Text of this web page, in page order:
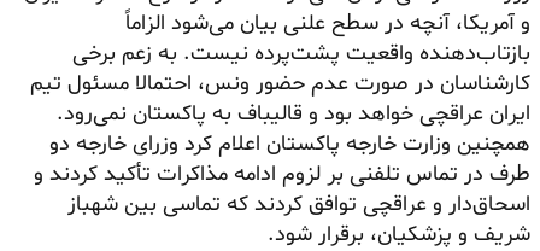
و آمریکا، آنچه در سطح علنی بیان می‌شود الزاماً
بازتاب‌دهنده واقعیت پشت‌پرده نیست. به زعم برخی
کارشناسان در صورت عدم حضور ونس، احتمالا مسئول تیم
ایران عراقچی خواهد بود و قالیباف به پاکستان نمی‌رود.
همچنین وزارت خارجه پاکستان اعلام کرد وزرای خارجه دو
طرف در تماس تلفنی بر لزوم ادامه مذاکرات تأکید کردند و
اسحاق‌دار و عراقچی توافق کردند که تماسی بین شهباز
شریف و پزشکیان، برقرار شود.